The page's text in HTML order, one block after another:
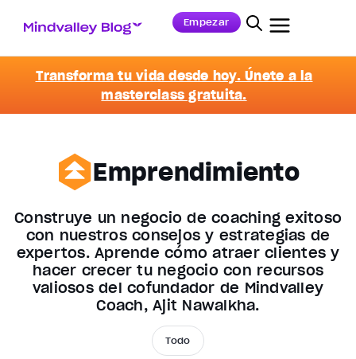
Empezar
Transforma tu vida desde hoy. Únete a la
masterclass gratuita.
Emprendimiento
Construye un negocio de coaching exitoso
con nuestros consejos y estrategias de
expertos. Aprende cómo atraer clientes y
hacer crecer tu negocio con recursos
valiosos del cofundador de Mindvalley
Coach, Ajit Nawalkha.
Todo